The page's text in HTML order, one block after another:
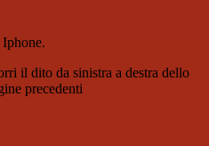
il dito da sinistra a destra dello
precedenti